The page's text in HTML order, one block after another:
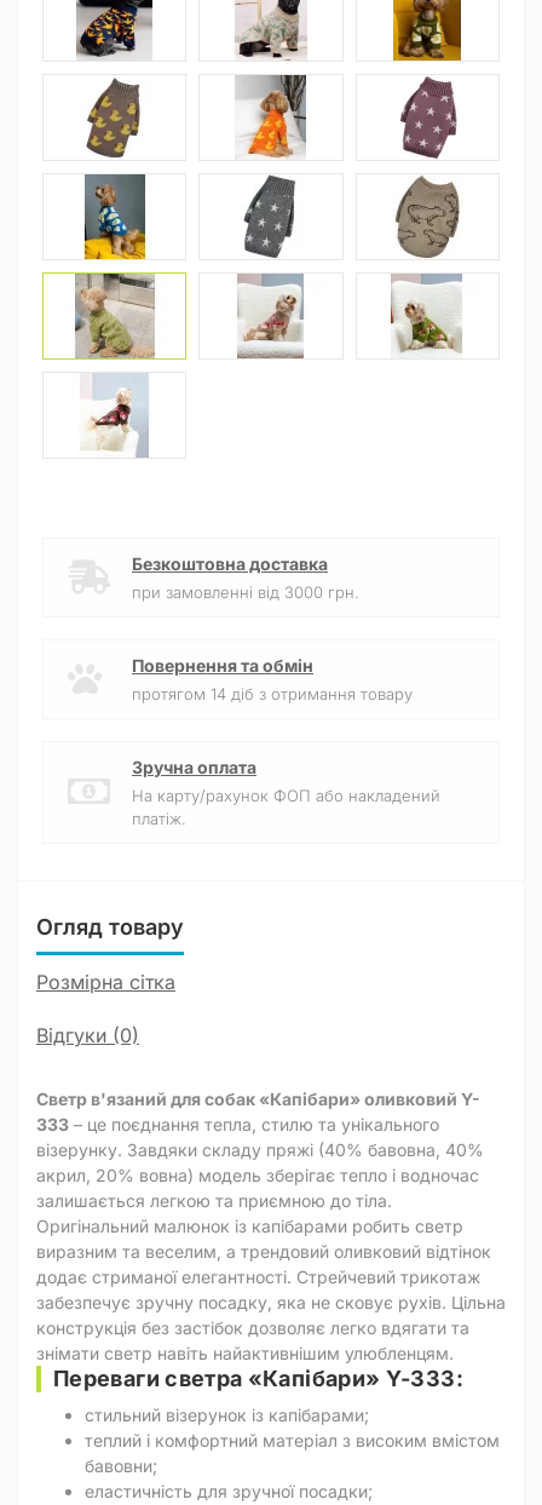
Безкоштовна доставка
при замовленні від 3000 грн.
Повернення та обмін
протягом 14 діб з отримання товару
Зручна оплата
На карту/рахунок ФОП або накладений
платіж.
Огляд товару
Розмірна сітка
Відгуки (0)
Светр в'язаний для собак «Капібари» оливковий Y-
333 – це поєднання тепла, стилю та унікального
візерунку. Завдяки складу пряжі (40% бавовна, 40%
акрил, 20% вовна) модель зберігає тепло і водночас
залишається легкою та приємною до тіла.
Оригінальний малюнок із капібарами робить светр
виразним та веселим, а трендовий оливковий відтінок
додає стриманої елегантності. Стрейчевий трикотаж
забезпечує зручну посадку, яка не сковує рухів. Цільна
конструкція без застібок дозволяє легко вдягати та
знімати светр навіть найактивнішим улюбленцям.
Переваги светра «Капібари» Y-333:
стильний візерунок із капібарами;
теплий і комфортний матеріал з високим вмістом
бавовни;
еластичність для зручної посадки;